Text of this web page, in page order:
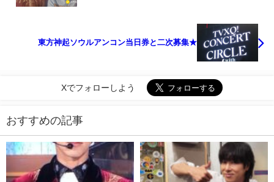
東方神起ソウルアンコン当日券と二次募集★
Xでフォローしよう
おすすめの記事